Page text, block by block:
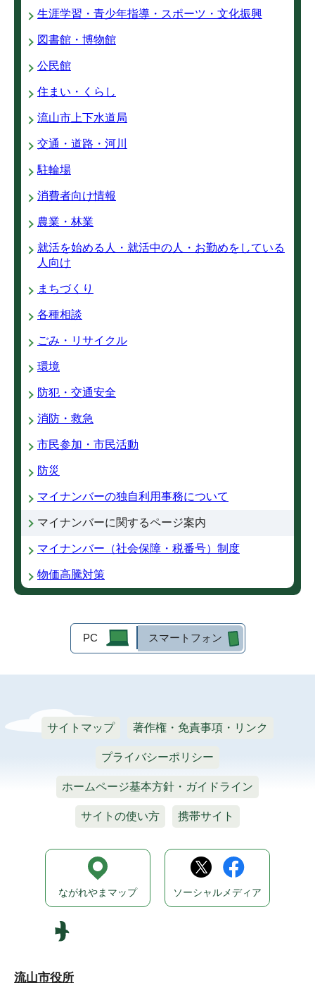
生涯学習・青少年指導・スポーツ・文化振興
図書館・博物館
公民館
住まい・くらし
流山市上下水道局
交通・道路・河川
駐輪場
消費者向け情報
農業・林業
就活を始める人・就活中の人・お勤めをしている
人向け
まちづくり
各種相談
ごみ・リサイクル
環境
防犯・交通安全
消防・救急
市民参加・市民活動
防災
マイナンバーの独自利用事務について
マイナンバーに関するページ案内
マイナンバー（社会保障・税番号）制度
物価高騰対策
PC スマートフォン
サイトマップ 著作権・免責事項・リンク
プライバシーポリシー
ホームページ基本方針・ガイドライン
サイトの使い方 携帯サイト
流山市役所
ながれやまマップ ソーシャルメディア